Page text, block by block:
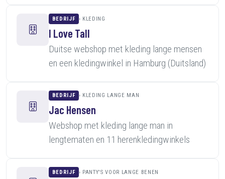
BEDRIJF KLEDING
I Love Tall
Duitse webshop met kleding lange mensen
en een kledingwinkel in Hamburg (Duitsland)
BEDRIJF KLEDING LANGE MAN
Jac Hensen
Webshop met kleding lange man in
lengtematen en 11 herenkledingwinkels
BEDRIJF PANTY'S VOOR LANGE BENEN